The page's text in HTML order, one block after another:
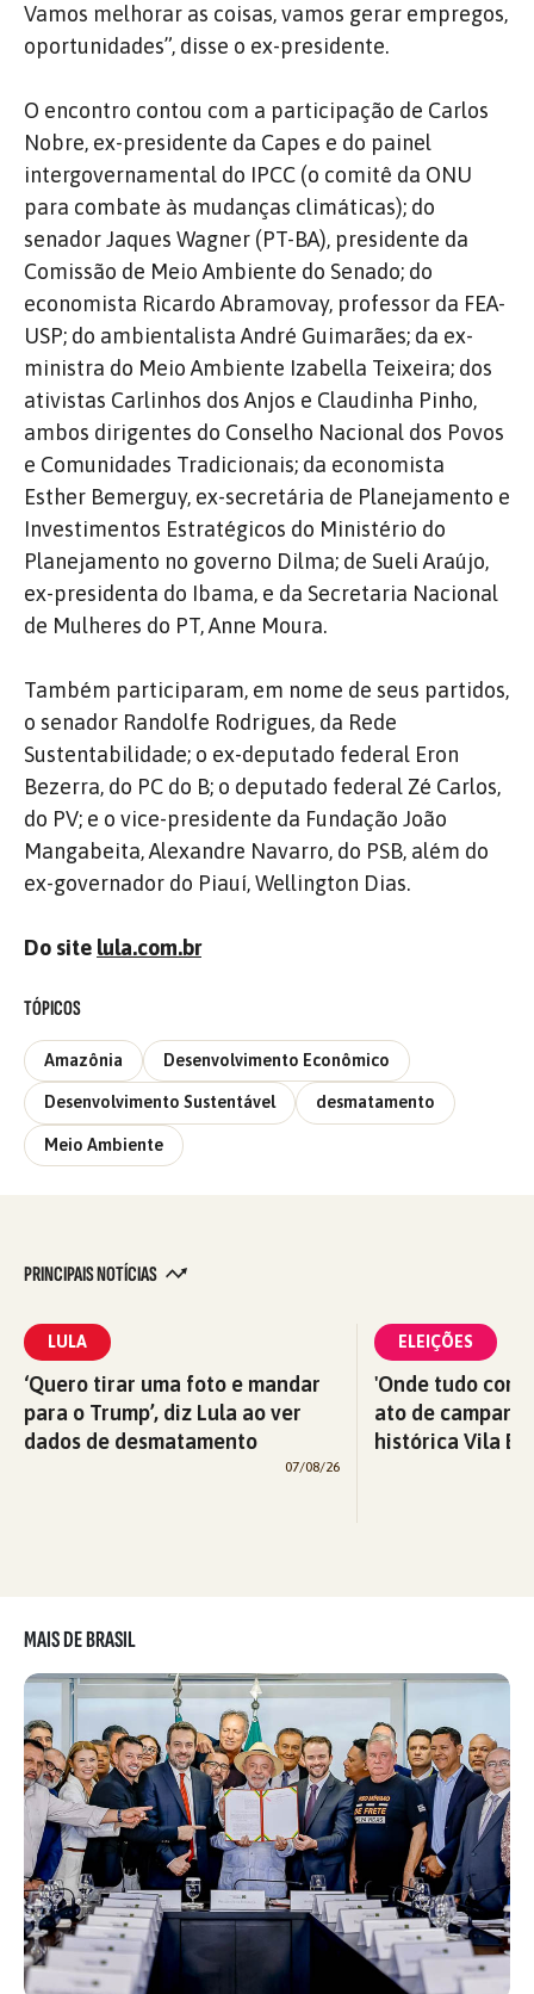
Vamos melhorar as coisas, vamos gerar empregos,
oportunidades”, disse o ex-presidente.
O encontro contou com a participação de Carlos
Nobre, ex-presidente da Capes e do painel
intergovernamental do IPCC (o comitê da ONU
para combate às mudanças climáticas); do
senador Jaques Wagner (PT-BA), presidente da
Comissão de Meio Ambiente do Senado; do
economista Ricardo Abramovay, professor da FEA-
USP; do ambientalista André Guimarães; da ex-
ministra do Meio Ambiente Izabella Teixeira; dos
ativistas Carlinhos dos Anjos e Claudinha Pinho,
ambos dirigentes do Conselho Nacional dos Povos
e Comunidades Tradicionais; da economista
Esther Bemerguy, ex-secretária de Planejamento e
Investimentos Estratégicos do Ministério do
Planejamento no governo Dilma; de Sueli Araújo,
ex-presidenta do Ibama, e da Secretaria Nacional
de Mulheres do PT, Anne Moura.
Também participaram, em nome de seus partidos,
o senador Randolfe Rodrigues, da Rede
Sustentabilidade; o ex-deputado federal Eron
Bezerra, do PC do B; o deputado federal Zé Carlos,
do PV; e o vice-presidente da Fundação João
Mangabeita, Alexandre Navarro, do PSB, além do
ex-governador do Piauí, Wellington Dias.
Do site lula.com.br
TÓPICOS
Amazônia Desenvolvimento Econômico
Desenvolvimento Sustentável desmatamento
Meio Ambiente
PRINCIPAIS NOTÍCIAS
LULA
‘Quero tirar uma foto e mandar
para o Trump’, diz Lula ao ver
dados de desmatamento
07/08/26
ELEIÇÕES
'Onde tudo
ato de
histórica Vila
MAIS DE BRASIL